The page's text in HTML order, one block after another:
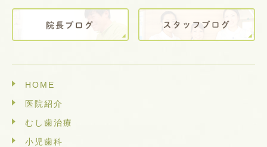
HOME
医院紹介
むし歯治療
小児歯科